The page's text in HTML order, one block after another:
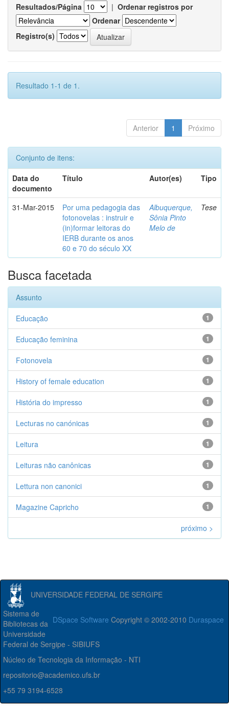
Resultados/Página | Ordenar registros por
Ordenar
Registro(s)
Resultado 1-1 de 1.
Anterior 1 Próximo
Conjunto de itens:
Data do
documento
Título Autor(es) Tipo
31-Mar-2015
Por uma pedagogia das
fotonovelas : instruir e
(in)formar leitoras do
IERB durante os anos
60 e 70 do século XX
Albuquerque,
Sônia Pinto
Melo de
Tese
Busca facetada
Assunto
1
Educação
1
Educação feminina
1
Fotonovela
1
History of female education
1
História do impresso
1
Lecturas no canónicas
1
Leitura
1
Leituras não canônicas
1
Lettura non canonici
1
Magazine Capricho
próximo >
UNIVERSIDADE FEDERAL DE SERGIPE
DSpace Software Copyright © 2002-2010 Duraspace
Sistema de
Bibliotecas da
Universidade
Federal de Sergipe - SIBIUFS
Núcleo de Tecnologia da Informação - NTI
repositorio@academico.ufs.br
+55 79 3194-6528